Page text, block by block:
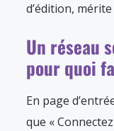
d’édition,
Un réseau
pour quoi
En page
que «